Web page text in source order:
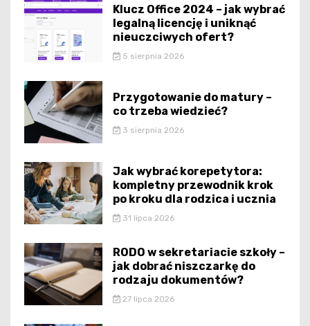
Klucz Office 2024 – jak wybrać
legalną licencję i uniknąć
nieuczciwych ofert?
5 sierpnia 2026
Przygotowanie do matury –
co trzeba wiedzieć?
3 sierpnia 2026
Jak wybrać korepetytora:
kompletny przewodnik krok
po kroku dla rodzica i ucznia
31 lipca 2026
RODO w sekretariacie szkoły –
jak dobrać niszczarkę do
rodzaju dokumentów?
27 lipca 2026